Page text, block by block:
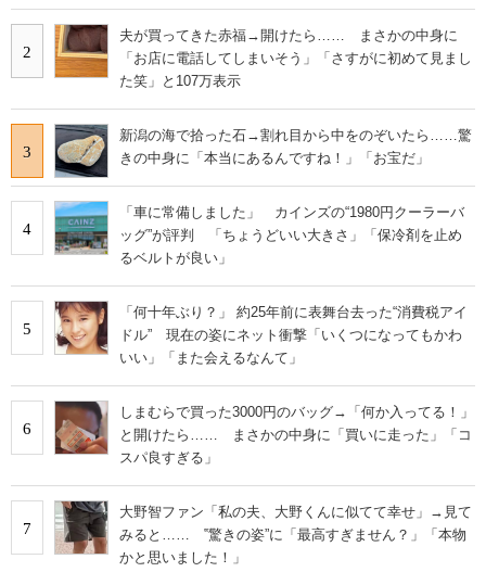
2
夫が買ってきた赤福→開けたら…… まさかの中身に
「お店に電話してしまいそう」「さすがに初めて見まし
た笑」と107万表示
3
新潟の海で拾った石→割れ目から中をのぞいたら……驚
きの中身に「本当にあるんですね！」「お宝だ」
4
「車に常備しました」 カインズの“1980円クーラーバ
ッグ”が評判 「ちょうどいい大きさ」「保冷剤を止め
るベルトが良い」
5
「何十年ぶり？」 約25年前に表舞台去った“消費税アイ
ドル” 現在の姿にネット衝撃「いくつになってもかわ
いい」「また会えるなんて」
6
しまむらで買った3000円のバッグ→「何か入ってる！」
と開けたら…… まさかの中身に「買いに走った」「コ
スパ良すぎる」
7
大野智ファン「私の夫、大野くんに似てて幸せ」→見て
みると…… ‟驚きの姿”に「最高すぎません？」「本物
かと思いました！」